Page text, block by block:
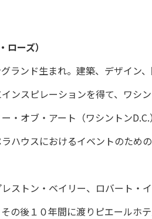
ローズ）
ランド生まれ。建築、デザイン、
ンスピレーションを得て、ワシ
・オブ・アート（ワシントン
ハウスにおけるイベントのため
ストン・ベイリー、ロバート・
の後１０年間に渡りピエールホ